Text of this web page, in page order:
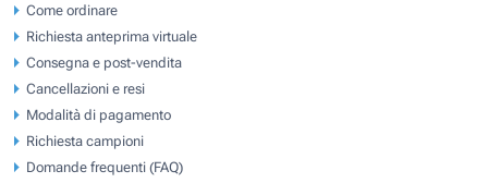
Come ordinare
Richiesta anteprima virtuale
Consegna e post-vendita
Cancellazioni e resi
Modalità di pagamento
Richiesta campioni
Domande frequenti (FAQ)